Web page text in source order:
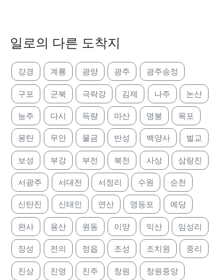
일로의 다른 도착지
강경 계룡 광양 광주 광주송정
구포 군북 극락강 김제 나주 논산
능주 다시 득량 마산 명봉 목포
몽탄 무안 물금 반성 백양사 벌교
보성 부강 부전 북천 사상 삼랑진
서광주 서대전 서정리 수원 순천
신탄진 신태인 연산 영등포 예당
완사 용산 원동 이양 익산 임성리
장성 전의 정읍 조성 조치원 중리
진상 진영 진주 창원 창원중앙